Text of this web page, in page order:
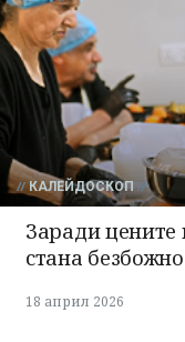
КАЛЕЙДОСКОП
Заради цените
стана
18 април 2026